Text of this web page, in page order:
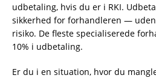
udbetaling, hvis du er i RKI.
sikkerhed for forhandleren —
risiko. De fleste specialiserede
10% i udbetaling.
Er du i en situation, hvor du